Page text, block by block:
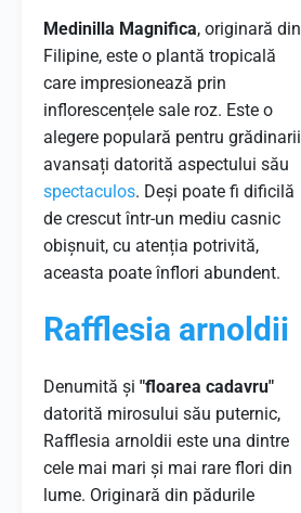
Medinilla Magnifica, originară din
Filipine, este o plantă tropicală
care impresionează prin
inflorescențele sale roz. Este o
alegere populară pentru grădinarii
avansați datorită aspectului său
spectaculos. Deși poate fi dificilă
de crescut într-un mediu casnic
obișnuit, cu atenția potrivită,
aceasta poate înflori abundent.
Rafflesia arnoldii
Denumită și "floarea cadavru"
datorită mirosului său puternic,
Rafflesia arnoldii este una dintre
cele mai mari și mai rare flori din
lume. Originară din pădurile